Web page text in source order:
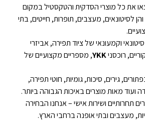
את כל מוצרי הסדקית והטקסטיל במקום
לסיטונאים, מעצבים, תופרות, חייטים, בתי
וקמעונאי של ציוד תפירה, אביזרי
רוכסניYKK, מספריים מקצועיים של
גירים, סיכות, גומיות, חוטי תפירה,
ועוד מאות מוצרים באיכות הגבוהה ביותר.
תחרותיים ושירות אישי – אנחנו הבחירה
מעצבים ובתי אופנה ברחבי הארץ.